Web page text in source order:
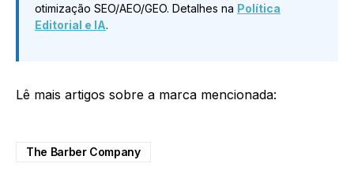
otimização SEO/AEO/GEO. Detalhes na Política
Editorial e IA.
Lê mais artigos sobre a marca mencionada:
The Barber Company